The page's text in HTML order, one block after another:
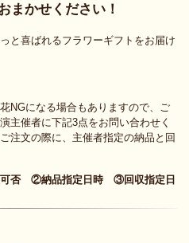
まかせください！
と喜ばれるフラワーギフトをお届け
NGになる場合もありますので、ご
主催者に下記3点をお問い合わせく
注文の際に、主催者指定の納品と回
可否 ②納品指定日時 ③回収指定日